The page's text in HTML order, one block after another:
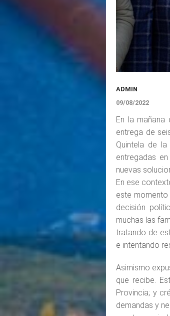
ADMIN
09/08/2022
En la
entrega de
Quintela de
entregadas
nuevas
En ese
este momento
decisión
muchas las
tratando de
e intentando
Asimismo
que recibe.
Provincia; y
demandas y